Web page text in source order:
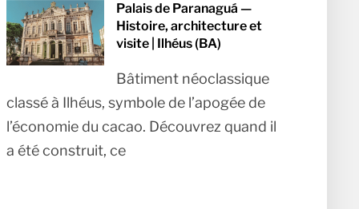
Palais de Paranaguá —
Histoire, architecture et
visite | Ilhéus (BA)
Bâtiment néoclassique
classé à Ilhéus, symbole de l’apogée de
l’économie du cacao. Découvrez quand il
a été construit, ce